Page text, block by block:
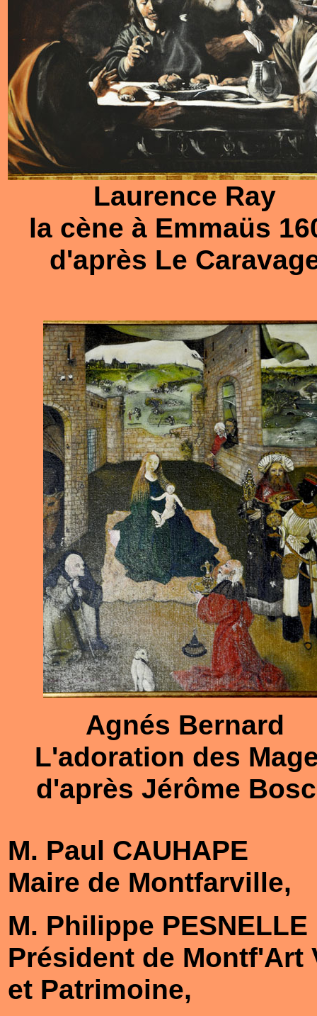
Laurence Ray
la cène à Emmaüs
d'après Le
Agnés Bernard
L'adoration des
d'après Jérôme
M. Paul CAUHAPE
Maire de Montfarville,
M. Philippe PESNELLE
Président de Montf'Art
et Patrimoine,